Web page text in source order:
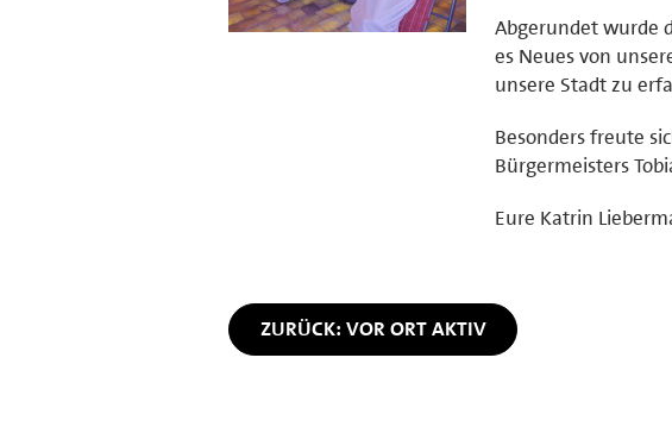
Abgerundet wurde
es Neues von
unsere Stadt zu
Besonders freute
Bürgermeisters
Eure Katrin
ZURÜCK: VOR ORT AKTIV